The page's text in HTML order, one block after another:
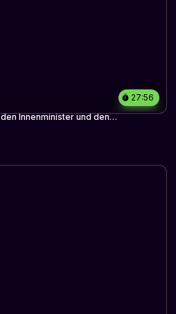
27:56
Innenminister und den
an…